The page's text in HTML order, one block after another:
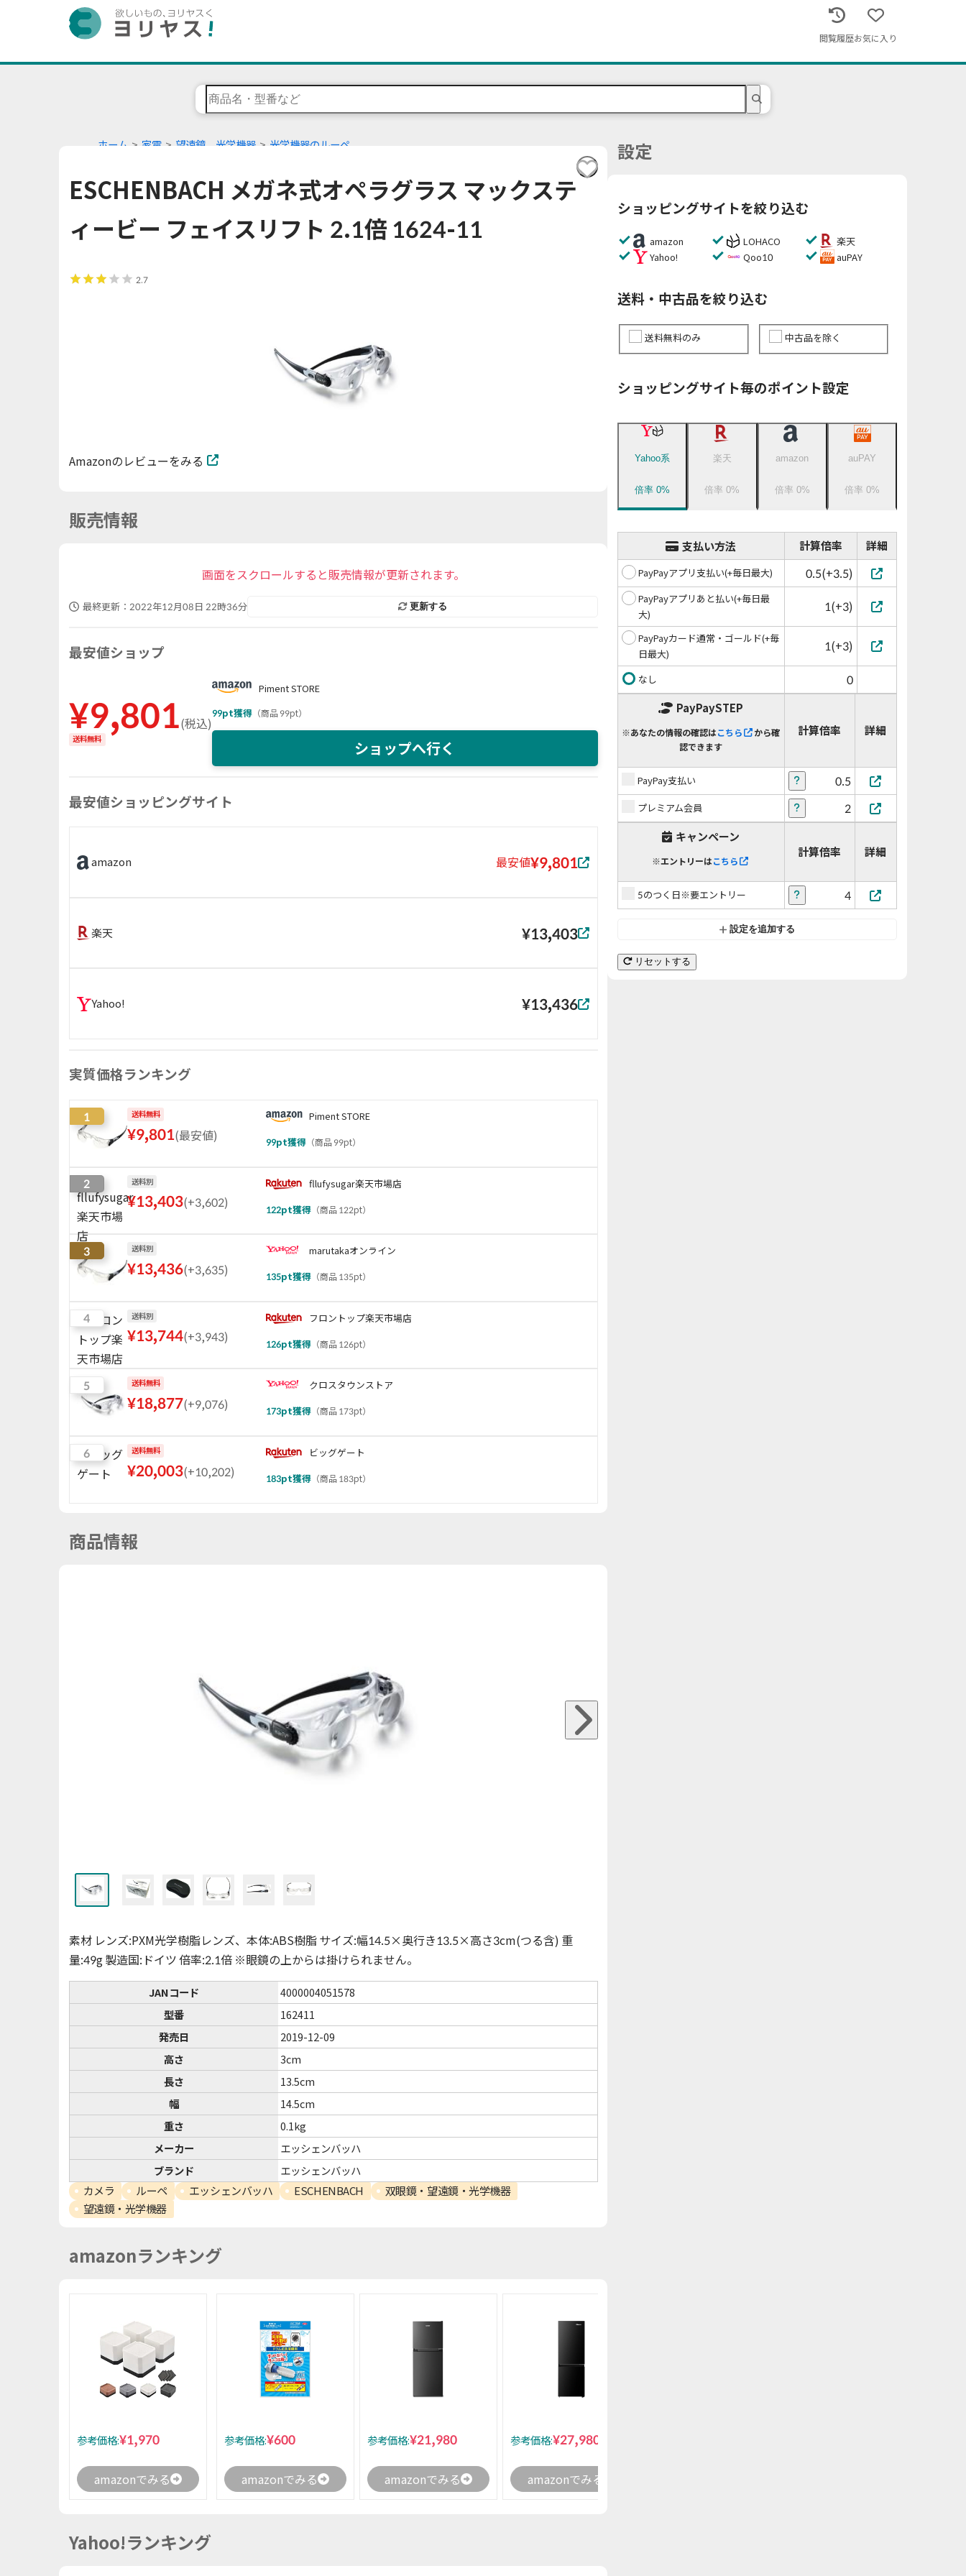
閲覧履歴お気に入り
ホーム 家電 望遠鏡、光学機器 光学機器のルーペ
ESCHENBACH メガネ式オペラグラス マックステ
ィービー フェイスリフト 2.1倍 1624-11
2.7
Amazonのレビューをみる
販売情報
画面をスクロールすると販売情報が更新されます。
最終更新： 2022年12月08日 22時36分 更新する
最安値ショップ
¥9,801(税込)
送料無料
Piment STORE
99pt獲得 （商品 99pt）
ショップへ行く
最安値ショッピングサイト
amazon 最安値¥9,801
楽天 ¥13,403
Yahoo! ¥13,436
実質価格ランキング
1 送料無料
¥9,801 (最安値)
Piment STORE
99pt獲得 （商品 99pt）
2 送料別
¥13,403(+3,602)
fllufysugar楽天市場店
122pt獲得 （商品 122pt）
3 送料別
¥13,436(+3,635)
marutakaオンライン
135pt獲得 （商品 135pt）
4 送料別
¥13,744(+3,943)
フロントップ楽天市場店
126pt獲得 （商品 126pt）
5 送料無料
¥18,877(+9,076)
クロスタウンストア
173pt獲得 （商品 173pt）
6 送料無料
¥20,003(+10,202)
ビッグゲート
183pt獲得 （商品 183pt）
商品情報
素材 レンズ:PXM光学樹脂レンズ、本体:ABS樹脂 サイズ:幅14.5×奥行き13.5×高さ3cm(つる含) 重
量:49g 製造国:ドイツ 倍率:2.1倍 ※眼鏡の上からは掛けられません。
JANコード
4000004051578
型番
162411
発売日
2019-12-09
高さ
3cm
長さ
13.5cm
幅
14.5cm
重さ
0.1kg
メーカー
エッシェンバッハ
ブランド
エッシェンバッハ
カメラ ルーペ エッシェンバッハ ESCHENBACH
双眼鏡・望遠鏡・光学機器
望遠鏡・光学機器
amazonランキング
参考価格:¥1,970
amazonでみる
参考価格:¥600
amazonでみる
参考価格:¥21,980
amazonでみる
参考価格:¥27,980
amazonでみる
Yahoo!ランキング
設定
ショッピングサイトを絞り込む
amazon LOHACO
楽天
Yahoo!
Qoo10 auPAY
送料・中古品を絞り込む
送料無料のみ 中古品を除く
ショッピングサイト毎のポイント設定
Yahoo系
倍率0%
楽天
倍率0%
amazon
倍率 0%
auPAY
倍率0%
支払い方法 計算倍率 詳細
PayPayアプリ支払い(+毎日最大) 0.5(+3.5)
PayPayアプリあと払い(+毎日最
大)
1(+3)
PayPayカード通常・ゴールド(+毎
日最大)
1(+3)
なし 0
PayPaySTEP
※あなたの情報の確認はこちら
から確
認できます
計算倍率 詳細
PayPay支払い 0.5
プレミアム会員 2
キャンペーン
※エントリーはこちら
計算倍率 詳細
5のつく日※要エントリー 4
設定を追加する
リセットする